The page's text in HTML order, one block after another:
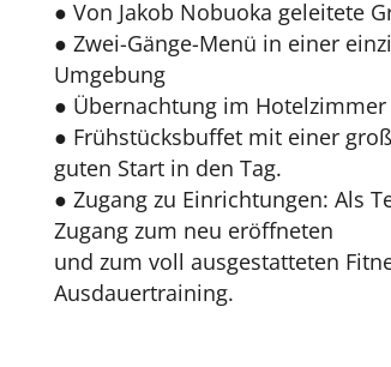
● Von Jakob Nobuoka geleitete
● Zwei-Gänge-Menü in einer
Umgebung
● Übernachtung im Hotelzimmer
● Frühstücksbuffet mit einer
guten Start in den Tag.
● Zugang zu Einrichtungen: Als
Zugang zum neu eröffneten
und zum voll ausgestatteten
Ausdauertraining.